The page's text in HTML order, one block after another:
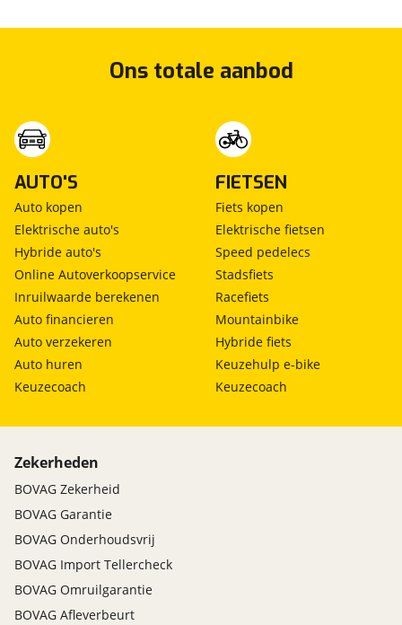
Ons totale aanbod
AUTO'S
Auto kopen
Elektrische auto's
Hybride auto's
Online Autoverkoopservice
Inruilwaarde berekenen
Auto financieren
Auto verzekeren
Auto huren
Keuzecoach
FIETSEN
Fiets kopen
Elektrische fietsen
Speed pedelecs
Stadsfiets
Racefiets
Mountainbike
Hybride fiets
Keuzehulp e-bike
Keuzecoach
Zekerheden
BOVAG Zekerheid
BOVAG Garantie
BOVAG Onderhoudsvrij
BOVAG Import Tellercheck
BOVAG Omruilgarantie
BOVAG Afleverbeurt